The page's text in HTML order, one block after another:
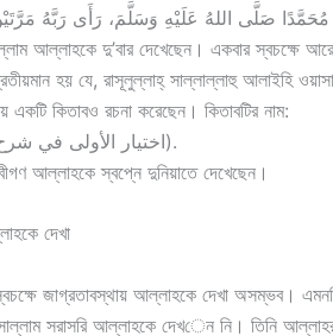
আল্লাহকে দু’বার দেখেছেন। একবার স্বচক্ষে
হয় যে, রাসূলুল্লাহ্ সাল্লাল্লাহু আলাইহি
একটি কিতাবও রচনা করেছেন। কিতাবটির নাম:
(اختيار الأولى في شرح حديث اختصام الملأ الأعلى).
আল্লাহকে স্বপ্নে দুনিয়াতে দেখেছেন।
দেখা
জাগ্রতাবস্থায় আল্লাহকে দেখা অসম্ভব।
সরাসরি আল্লাহকে দেখেন নি। তিনি